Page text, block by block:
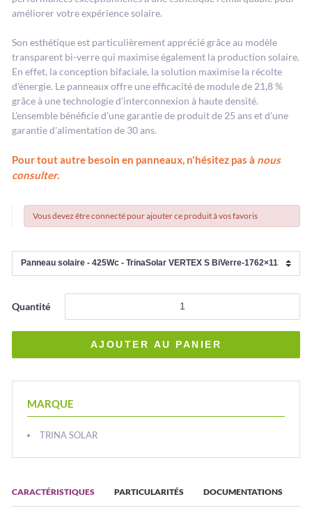
CARACTÉRISTIQUES PARTICULARITÉS DOCUMENTATIONS
améliorer votre expérience solaire.
Son esthétique est particulièrement apprécié grâce au modèle
transparent bi-verre qui maximise également la production solaire.
En effet, la conception bifaciale, la solution maximise la récolte
d'énergie. Le panneaux offre une efficacité de module de 21,8 %
grâce à une technologie d'interconnexion à haute densité.
L'ensemble bénéficie d'une garantie de produit de 25 ans et d'une
garantie d'alimentation de 30 ans.
Pour tout autre besoin en panneaux, n'hésitez pas à nous
consulter.
Vous devez être connecté pour ajouter ce produit à vos favoris
Quantité
MARQUE
TRINA SOLAR